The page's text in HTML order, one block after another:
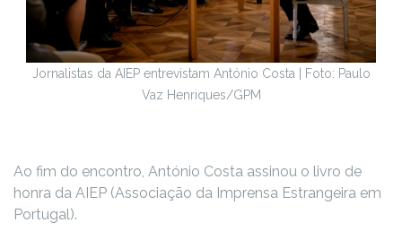
Jornalistas da AIEP entrevistam António Costa | Foto: Paulo
Vaz Henriques/GPM
Ao fim do encontro, António Costa assinou o livro de
honra da AIEP (Associação da Imprensa Estrangeira em
Portugal).